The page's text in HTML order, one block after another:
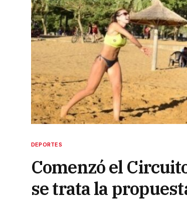
DEPORTES
Comenzó el
se trata la